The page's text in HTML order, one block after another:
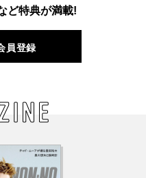
ど特典が満載!
員登録